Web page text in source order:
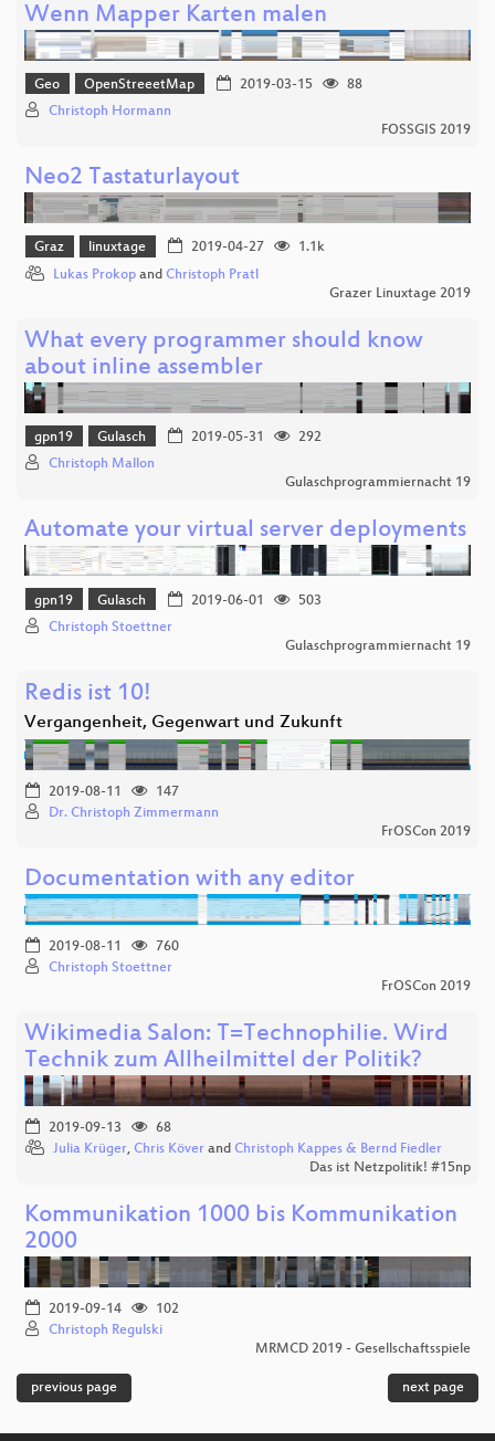
Wenn Mapper Karten malen
Geo OpenStreeetMap 2019-03-15
88
Christoph Hormann
FOSSGIS 2019
Neo2 Tastaturlayout
Graz linuxtage 2019-04-27
1.1k
Lukas Prokop and Christoph Pratl
Grazer Linuxtage 2019
What every programmer should know
about inline assembler
gpn19 Gulasch 2019-05-31
292
Christoph Mallon
Gulaschprogrammiernacht 19
Automate your virtual server deployments
gpn19 Gulasch 2019-06-01
503
Christoph Stoettner
Gulaschprogrammiernacht 19
Redis ist 10!
Vergangenheit, Gegenwart und Zukunft
2019-08-11
147
Dr. Christoph Zimmermann
FrOSCon 2019
Documentation with any editor
2019-08-11
760
Christoph Stoettner
FrOSCon 2019
Wikimedia Salon: T=Technophilie. Wird
Technik zum Allheilmittel der Politik?
2019-09-13
68
Julia Krüger, Chris Köver and Christoph Kappes & Bernd Fiedler
Das ist Netzpolitik! #15np
Kommunikation 1000 bis Kommunikation
2000
2019-09-14
102
Christoph Regulski
MRMCD 2019 - Gesellschaftsspiele
previous page next page